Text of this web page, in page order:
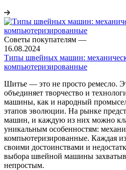
Советы покупателям —
16.08.2024
Типы швейных машин:
компьютеризированные
Шитье — это не просто ремесло.
объединяет творчество и
машины, как и народный
этапов эволюции. На рынке
машин, и каждую из них можно
уникальным особенностям:
компьютеризированные. Каждая
своими достоинствами и
выбора швейной машины
непростым.